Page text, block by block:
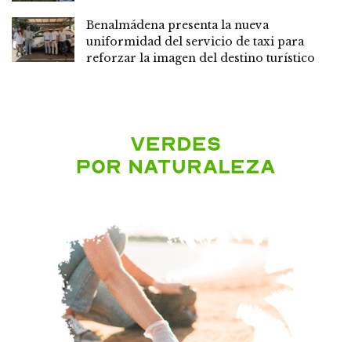
Benalmádena presenta la nueva
uniformidad del servicio de taxi para
reforzar la imagen del destino turístico